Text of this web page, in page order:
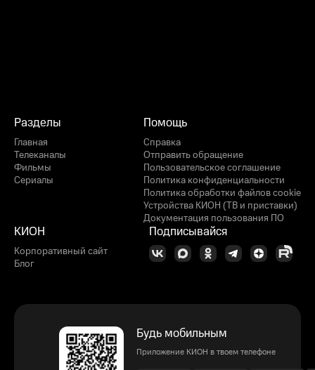
Разделы
Главная
Телеканалы
Фильмы
Сериалы
Помощь
Справка
Отправить обращение
Пользовательское соглашение
Политика конфиденциальности
Политика обработки файлов cookie
Устройства КИОН (ТВ и приставки)
Документация пользования ПО
КИОН
Корпоративный сайт
Блог
Подписывайся
Будь мобильным
Приложение КИОН в твоем телефоне